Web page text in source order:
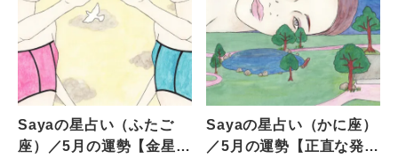
Sayaの星占い（ふたご
座）／5月の運勢【金星、
Sayaの星占い（かに座）
／5月の運勢【正直な発言